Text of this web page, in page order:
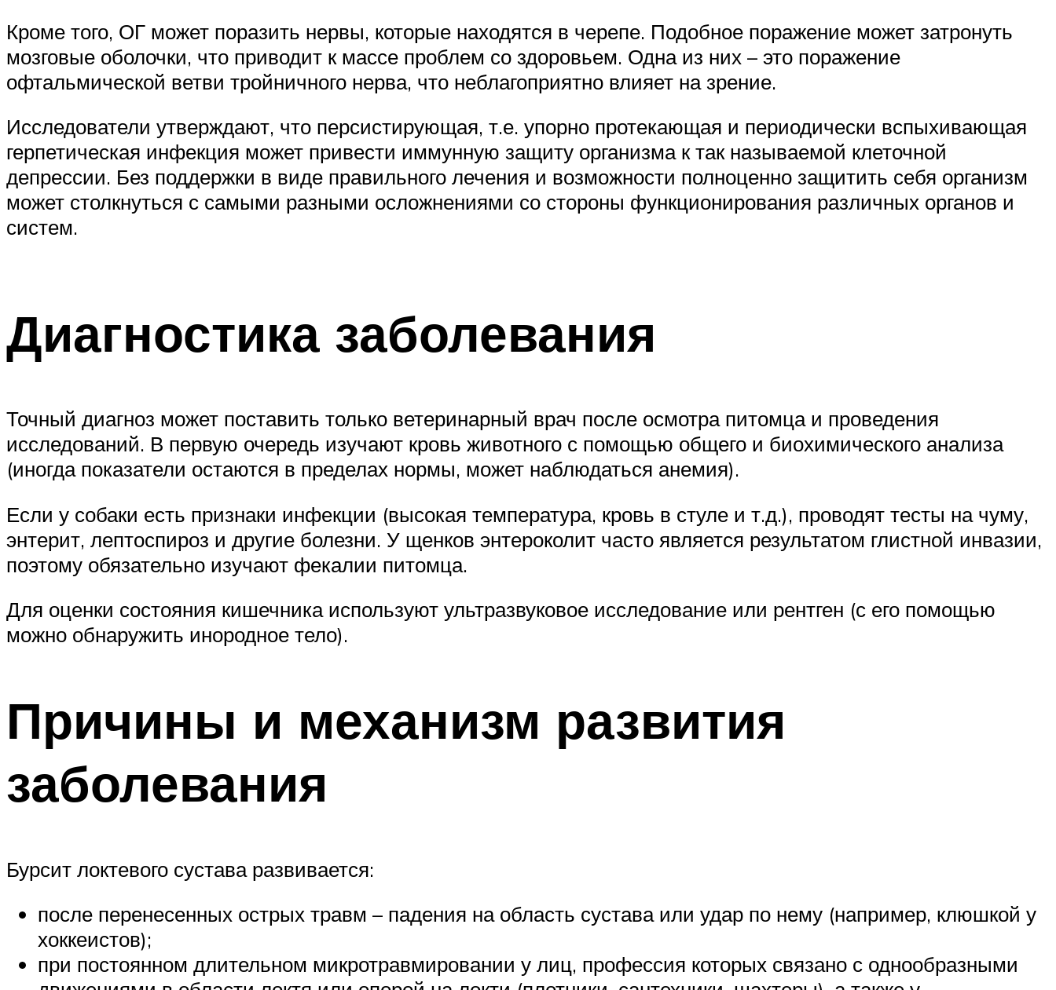
Кроме того, ОГ может поразить нервы, которые находятся в черепе. Подобное поражение может затронуть
мозговые оболочки, что приводит к массе проблем со здоровьем. Одна из них – это поражение
офтальмической ветви тройничного нерва, что неблагоприятно влияет на зрение.
Исследователи утверждают, что персистирующая, т.е. упорно протекающая и периодически вспыхивающая
герпетическая инфекция может привести иммунную защиту организма к так называемой клеточной
депрессии. Без поддержки в виде правильного лечения и возможности полноценно защитить себя организм
может столкнуться с самыми разными осложнениями со стороны функционирования различных органов и
систем.
Диагностика заболевания
Точный диагноз может поставить только ветеринарный врач после осмотра питомца и проведения
исследований. В первую очередь изучают кровь животного с помощью общего и биохимического анализа
(иногда показатели остаются в пределах нормы, может наблюдаться анемия).
Если у собаки есть признаки инфекции (высокая температура, кровь в стуле и т.д.), проводят тесты на чуму,
энтерит, лептоспироз и другие болезни. У щенков энтероколит часто является результатом глистной инвазии,
поэтому обязательно изучают фекалии питомца.
Для оценки состояния кишечника используют ультразвуковое исследование или рентген (с его помощью
можно обнаружить инородное тело).
Причины и механизм развития
заболевания
Бурсит локтевого сустава развивается:
после перенесенных острых травм – падения на область сустава или удар по нему (например, клюшкой у
хоккеистов);
при постоянном длительном микротравмировании у лиц, профессия которых связано с однообразными